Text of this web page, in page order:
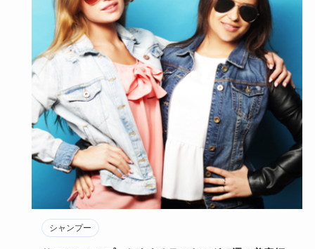
シャンプー